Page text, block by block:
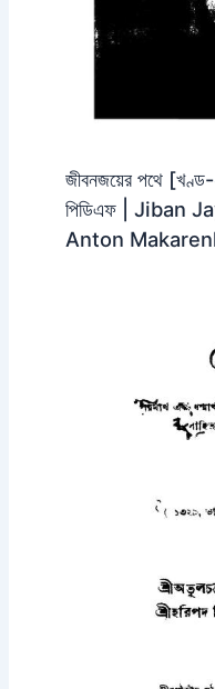
জীবনজয়ের পথে
পিডিএফ | Jiban
Anton